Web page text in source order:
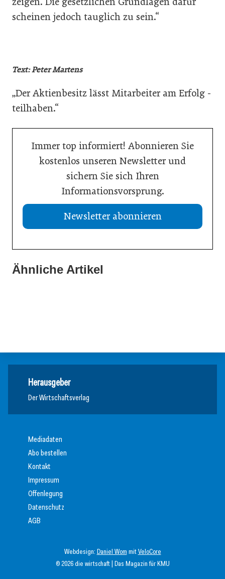
scheinen jedoch tauglich zu sein.“
Text: Peter Martens
„Der Aktien­besitz lässt ­Mitarbeiter am Erfolg ­
teilhaben.“
Immer top informiert! Abonnieren Sie
kostenlos unseren Newsletter und
sichern Sie sich Ihren
Informationsvorsprung.
Newsletter abonnieren
Ähnliche Artikel
21. Juli 2026
Herausgeber
Der Wirtschaftsverlag
© 2026 die wirtschaft | Das Magazin für KMU
Webdesign: Daniel Wom mitVeloCore
Mediadaten
Abo bestellen
Kontakt
Impressum
Offenlegung
Datenschutz
AGB